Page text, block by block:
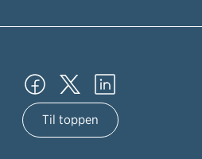
Til toppen